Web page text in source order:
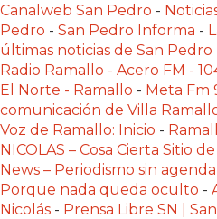
CHANGUITO.COM.AR
VS
OTRAS
PLATAFORMAS
DE
VENTA
POR
WHATSAPP
CÓMO
Canalweb San Pedro -
Pedro - San Pedro Informa -
últimas noticias de San Pedro
Radio Ramallo - Acero FM -
El Norte - Ramallo - Meta Fm
comunicación de Villa
Voz de Ramallo: Inicio -
NICOLAS – Cosa Cierta Sitio
News – Periodismo sin agenda
Porque nada queda oculto -
Nicolás - Prensa Libre SN |